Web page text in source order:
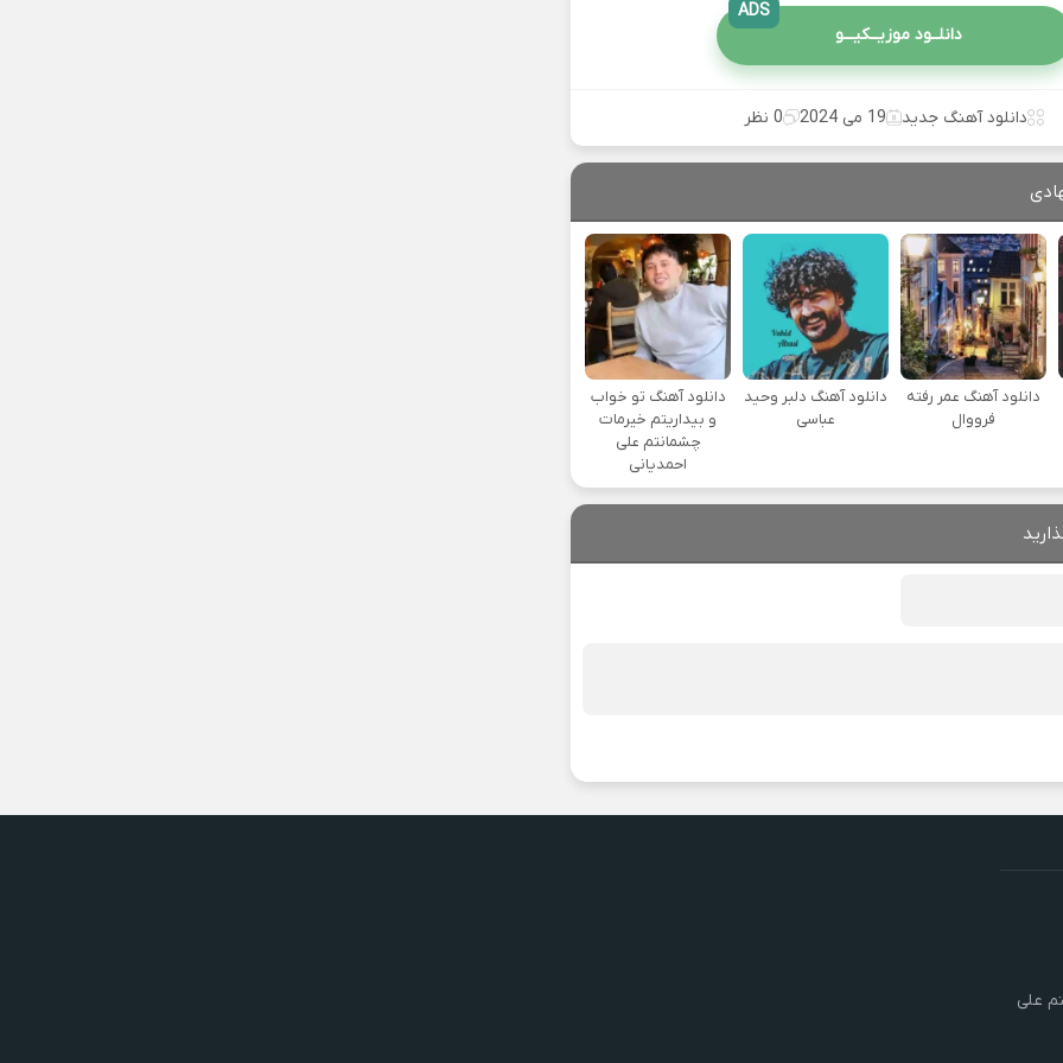
دانلــود موزیــکیـــو
ADS
دانلود آهنگ جدید 19 می 2024 0 نظر
دانلود آهنگ عمر رفته
فرووال
دانلود آهنگ دلبر وحید
عباسی
دانلود آهنگ تو خواب
و بیداریتم خیرمات
چشمانتم علی
احمدیانی
علی